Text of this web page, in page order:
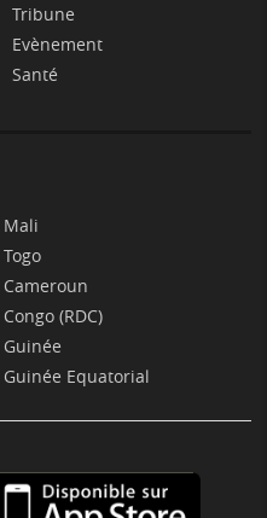
Tribune
Evènement
Santé
Mali
Togo
Cameroun
Congo (RDC)
Guinée
Guinée Equatorial